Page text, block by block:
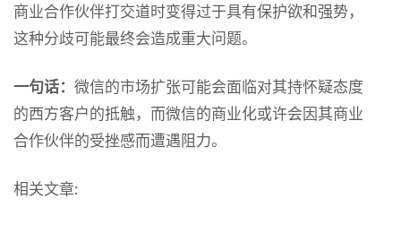
商业合作伙伴打交道时变得过于具有保护欲和强势，
这种分歧可能最终会造成重大问题。
一句话： 微信的市场扩张可能会面临对其持怀疑态度
的西方客户的抵触，而微信的商业化或许会因其商业
合作伙伴的受挫感而遭遇阻力。
相关文章: